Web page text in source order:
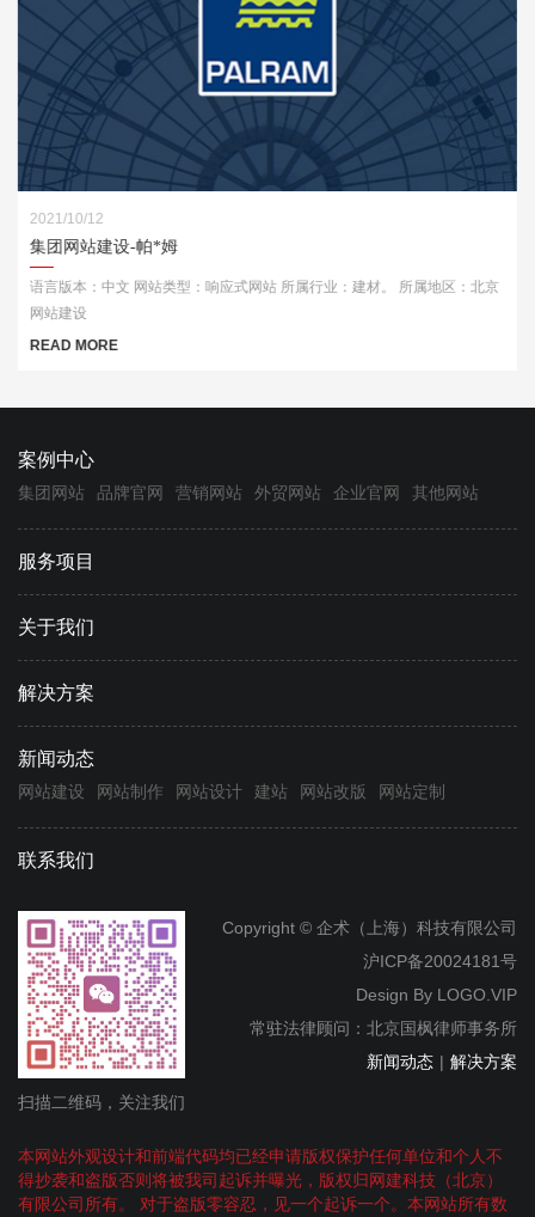
2021/10/12
集团网站建设-帕*姆
语言版本：中文 网站类型：响应式网站 所属行业：建材。 所属地区：北京
网站建设
READ MORE
案例中心
集团网站 品牌官网 营销网站 外贸网站 企业官网 其他网站
服务项目
关于我们
解决方案
新闻动态
网站建设 网站制作 网站设计 建站 网站改版 网站定制
联系我们
扫描二维码，关注我们
Copyright © 企术（上海）科技有限公司
沪ICP备20024181号
Design By LOGO.VIP
常驻法律顾问：北京国枫律师事务所
新闻动态 | 解决方案
本网站外观设计和前端代码均已经申请版权保护任何单位和个人不
得抄袭和盗版否则将被我司起诉并曝光，版权归网建科技（北京）
有限公司所有。 对于盗版零容忍，见一个起诉一个。本网站所有数